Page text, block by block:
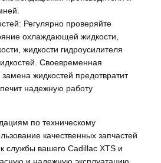
Регулярно проверяйте
охлаждающей жидкости,
жидкости гидроусилителя
Своевременная
жидкостей предотвратит
надежную работу
по техническому
качественных запчастей
службы вашего Cadillac XTS и